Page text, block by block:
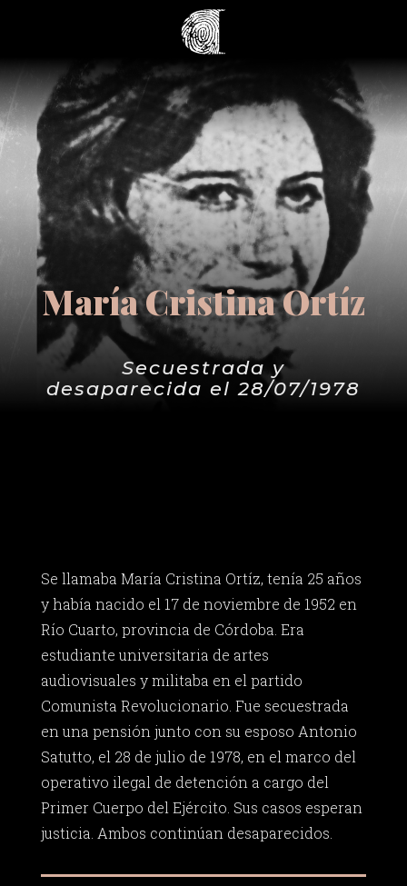
María Cristina Ortíz
Secuestrada y
desaparecida el 28/07/1978
Se llamaba María Cristina Ortíz, tenía 25 años
y había nacido el 17 de noviembre de 1952 en
Río Cuarto, provincia de Córdoba. Era
estudiante universitaria de artes
audiovisuales y militaba en el partido
Comunista Revolucionario. Fue secuestrada
en una pensión junto con su esposo Antonio
Satutto, el 28 de julio de 1978, en el marco del
operativo ilegal de detención a cargo del
Primer Cuerpo del Ejército. Sus casos esperan
justicia. Ambos continúan desaparecidos.